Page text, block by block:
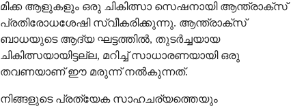
മിക്ക ആളുകളും ഒരു ചികിത്സാ സെഷനായി ആന്ത്രാക്സ്
പ്രതിരോധശേഷി സ്വീകരിക്കുന്നു. ആന്ത്രാക്സ്
ബാധയുടെ ആദ്യ ഘട്ടത്തിൽ, തുടർച്ചയായ
ചികിത്സയായിട്ടല്ല, മറിച്ച് സാധാരണയായി ഒരു
തവണയാണ് ഈ മരുന്ന് നൽകുന്നത്.
നിങ്ങളുടെ പ്രത്യേക സാഹചര്യത്തെയും